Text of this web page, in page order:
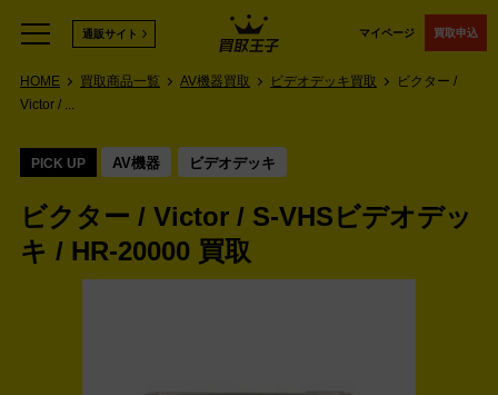
マイページ 買取申込
通販サイト
HOME 買取商品一覧 AV機器買取 ビデオデッキ買取
ビクター /
Victor / ...
PICK UP AV機器 ビデオデッキ
ビクター / Victor / S-VHSビデオデッ
キ / HR-20000 買取